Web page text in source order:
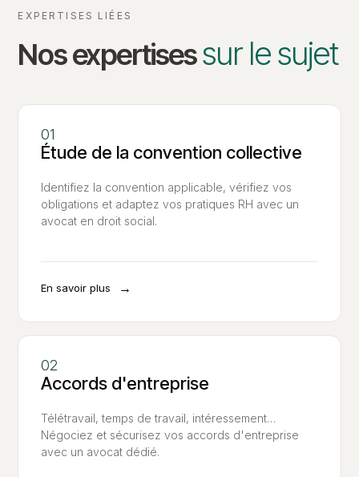
EXPERTISES LIÉES
Nos expertisessur le sujet
Étude de la convention collective
Identifiez la convention applicable, vérifiez vos
obligations et adaptez vos pratiques RH avec un
avocat en droit social.
En savoir plus →
Accords d'entreprise
Télétravail, temps de travail, intéressement…
Négociez et sécurisez vos accords d'entreprise
avec un avocat dédié.